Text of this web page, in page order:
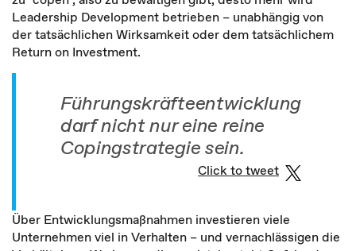
Leadership Development betrieben – unabhängig von
der tatsächlichen Wirksamkeit oder dem tatsächlichem
Return on Investment.
Führungskräfteentwicklung
darf nicht nur eine reine
Copingstrategie sein.
Click to tweet
Über Entwicklungsmaßnahmen investieren viele
Unternehmen viel in Verhalten – und vernachlässigen die